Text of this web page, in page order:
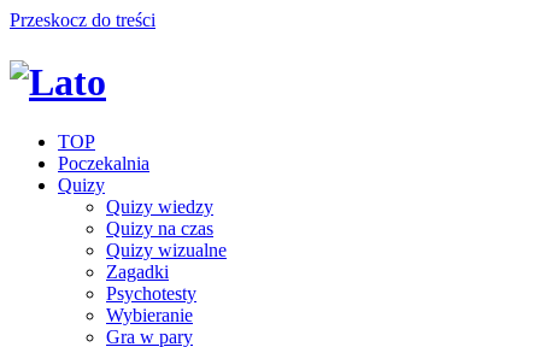
Przeskocz do treści
TOP
Poczekalnia
Quizy
Quizy wiedzy
Quizy na czas
Quizy wizualne
Zagadki
Psychotesty
Wybieranie
Gra w pary